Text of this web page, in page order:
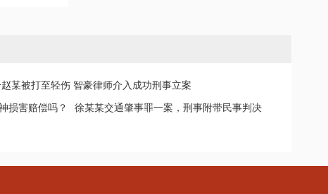
某被打至轻伤 智豪律师介入成功刑事立案
损害赔偿吗？
徐某某交通肇事罪一案，刑事附带民事判决